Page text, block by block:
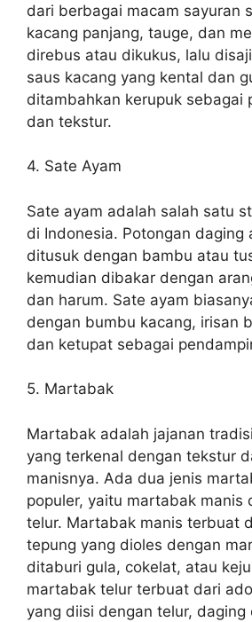
dari berbagai macam sayuran
kacang panjang, tauge, dan
direbus atau dikukus, lalu
saus kacang yang kental dan
ditambahkan kerupuk sebagai
dan tekstur.
4. Sate Ayam
Sate ayam adalah salah satu
di Indonesia. Potongan daging
ditusuk dengan bambu atau
kemudian dibakar dengan
dan harum. Sate ayam
dengan bumbu kacang, irisan
dan ketupat sebagai
5. Martabak
Martabak adalah jajanan
yang terkenal dengan tekstur
manisnya. Ada dua jenis
populer, yaitu martabak manis
telur. Martabak manis terbuat
tepung yang dioles dengan
ditaburi gula, cokelat, atau
martabak telur terbuat dari
yang diisi dengan telur, daging